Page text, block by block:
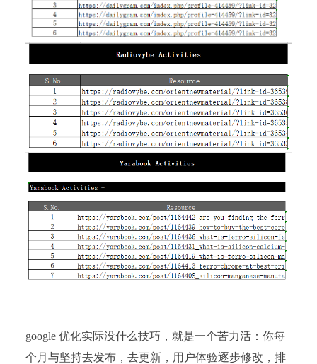
google 优化实际没什么技巧，就是一个苦力活：你每
个月与坚持去发布，去更新，用户体验逐步修改，排